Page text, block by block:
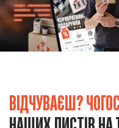
ВІДЧУВАЄШ?